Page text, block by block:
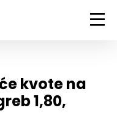
kvote na
1,80,